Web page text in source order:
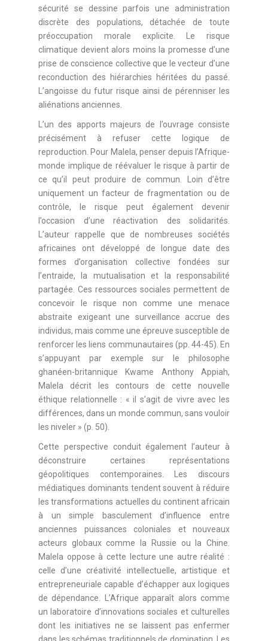
sécurité se dessine parfois une administration
discrète des populations, détachée de toute
préoccupation morale explicite. Le risque
climatique devient alors moins la promesse d’une
prise de conscience collective que le vecteur d’une
reconduction des hiérarchies héritées du passé.
L’angoisse du futur risque ainsi de pérenniser les
aliénations anciennes.
L’un des apports majeurs de l’ouvrage consiste
précisément à refuser cette logique de
reproduction. Pour Malela, penser depuis l’Afrique-
monde implique de réévaluer le risque à partir de
ce qu’il peut produire de commun. Loin d’être
uniquement un facteur de fragmentation ou de
contrôle, le risque peut également devenir
l’occasion d’une réactivation des solidarités.
L’auteur rappelle que de nombreuses sociétés
africaines ont développé de longue date des
formes d’organisation collective fondées sur
l’entraide, la mutualisation et la responsabilité
partagée. Ces ressources sociales permettent de
concevoir le risque non comme une menace
abstraite exigeant une surveillance accrue des
individus, mais comme une épreuve susceptible de
renforcer les liens communautaires (pp. 44-45). En
s’appuyant par exemple sur le philosophe
ghanéen-britannique Kwame Anthony Appiah,
Malela décrit les contours de cette nouvelle
éthique relationnelle : « il s’agit de vivre avec les
différences, dans un monde commun, sans vouloir
les niveler » (p. 50).
Cette perspective conduit également l’auteur à
déconstruire certaines représentations
géopolitiques contemporaines. Les discours
médiatiques dominants tendent souvent à réduire
les transformations actuelles du continent africain
à un simple basculement d’influence entre
anciennes puissances coloniales et nouveaux
acteurs globaux comme la Russie ou la Chine.
Malela oppose à cette lecture une autre réalité :
celle d’une créativité intellectuelle, artistique et
entrepreneuriale capable d’échapper aux logiques
de dépendance. L’Afrique apparaît alors comme
un laboratoire d’innovations sociales et culturelles
dont les initiatives ne se laissent pas enfermer